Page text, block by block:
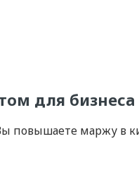
для бизнеса
маржу в